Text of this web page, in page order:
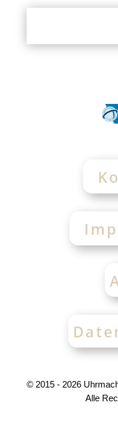
© 2015 - 2026
Alle